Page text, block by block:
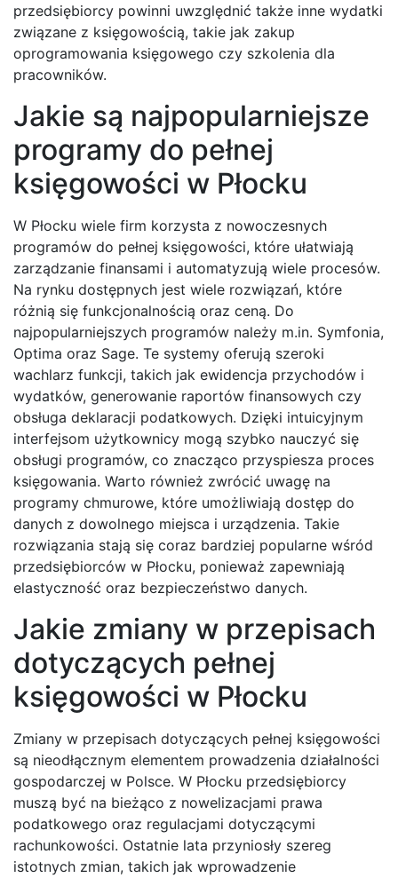
przedsiębiorcy powinni uwzględnić także inne wydatki
związane z księgowością, takie jak zakup
oprogramowania księgowego czy szkolenia dla
pracowników.
Jakie są najpopularniejsze
programy do pełnej
księgowości w Płocku
W Płocku wiele firm korzysta z nowoczesnych
programów do pełnej księgowości, które ułatwiają
zarządzanie finansami i automatyzują wiele procesów.
Na rynku dostępnych jest wiele rozwiązań, które
różnią się funkcjonalnością oraz ceną. Do
najpopularniejszych programów należy m.in. Symfonia,
Optima oraz Sage. Te systemy oferują szeroki
wachlarz funkcji, takich jak ewidencja przychodów i
wydatków, generowanie raportów finansowych czy
obsługa deklaracji podatkowych. Dzięki intuicyjnym
interfejsom użytkownicy mogą szybko nauczyć się
obsługi programów, co znacząco przyspiesza proces
księgowania. Warto również zwrócić uwagę na
programy chmurowe, które umożliwiają dostęp do
danych z dowolnego miejsca i urządzenia. Takie
rozwiązania stają się coraz bardziej popularne wśród
przedsiębiorców w Płocku, ponieważ zapewniają
elastyczność oraz bezpieczeństwo danych.
Jakie zmiany w przepisach
dotyczących pełnej
księgowości w Płocku
Zmiany w przepisach dotyczących pełnej księgowości
są nieodłącznym elementem prowadzenia działalności
gospodarczej w Polsce. W Płocku przedsiębiorcy
muszą być na bieżąco z nowelizacjami prawa
podatkowego oraz regulacjami dotyczącymi
rachunkowości. Ostatnie lata przyniosły szereg
istotnych zmian, takich jak wprowadzenie